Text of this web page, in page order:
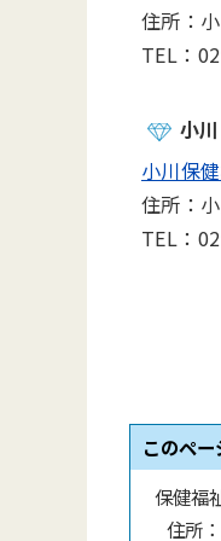
住所：
TEL：
小
小川保
住所：
TEL：
このペ
保健福
住所：